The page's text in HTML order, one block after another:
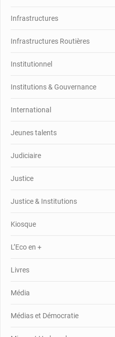
Infrastructures
Infrastructures Routières
Institutionnel
Institutions & Gouvernance
International
Jeunes talents
Judiciaire
Justice
Justice & Institutions
Kiosque
L’Eco en +
Livres
Média
Médias et Démocratie